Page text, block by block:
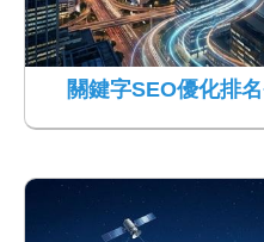
關鍵字SEO優化排